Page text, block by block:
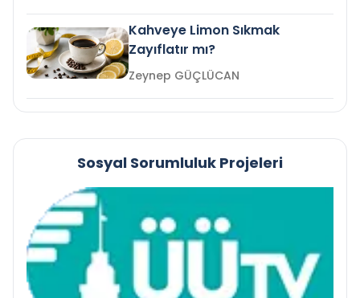
Kahveye Limon Sıkmak
Zayıflatır mı?
Zeynep GÜÇLÜCAN
Sosyal Sorumluluk Projeleri